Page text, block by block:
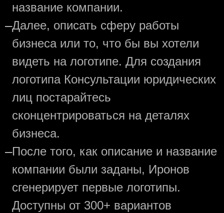
название компании.
—Далее, описать сферу работы
бизнеса или то, что бы вы хотели
видеть на логотипе. Для создания
логотипа Консультации юридических
лиц постарайтесь
сконцентрироваться на деталях
бизнеса.
—После того, как описание и название
компании были заданы, Иронов
сгенерирует первые логотипы.
Доступны от 300+ вариантов